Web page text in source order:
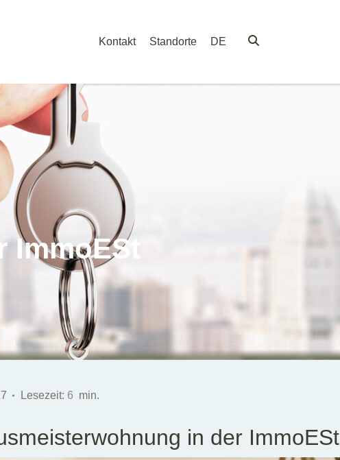
Kontakt Standorte DE
Lesezeit: 6 min.
in der ImmoESt